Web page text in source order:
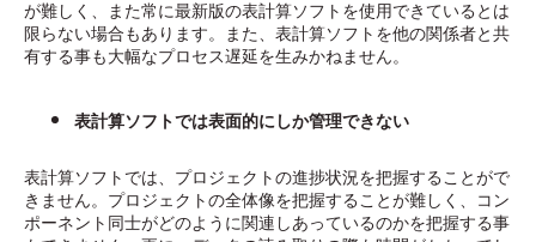
が難しく、また常に最新版の表計算ソフトを使用できているとは
限らない場合もあります。また、表計算ソフトを他の関係者と共
有する事も大幅なプロセス遅延を生みかねません。
表計算ソフトでは表面的にしか管理できない
表計算ソフトでは、プロジェクトの進捗状況を把握することがで
きません。プロジェクトの全体像を把握することが難しく、コン
ポーネント同士がどのように関連しあっているのかを把握する事